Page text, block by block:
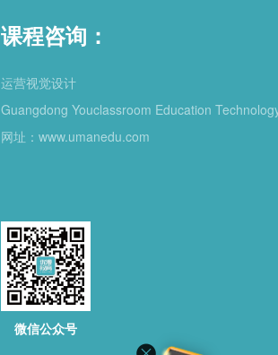
课程咨询：
运营视觉设计
Guangdong Youclassroom Education
网址：www.umanedu.com
微信公众号